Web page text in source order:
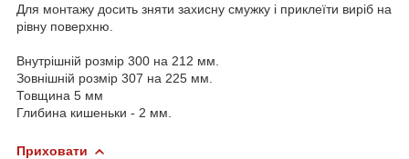
Для монтажу досить зняти захисну смужку і приклеїти виріб на
рівну поверхню.
Внутрішній розмір 300 на 212 мм.
Зовнішній розмір 307 на 225 мм.
Товщина 5 мм
Глибина кишеньки - 2 мм.
Приховати